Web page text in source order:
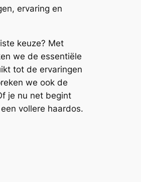
ervaring en
keuze? Met
we de essentiële
tot de ervaringen
we ook de
je nu net begint
vollere haardos.